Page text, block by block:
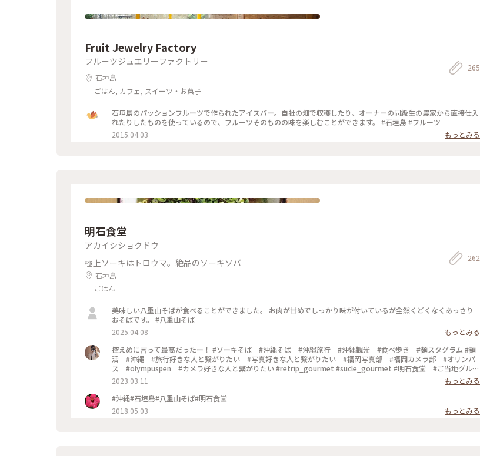
Fruit Jewelry Factory
フルーツジュエリーファクトリー
石垣島
ごはん, カフェ, スイーツ・お菓子
265
石垣島のパッションフルーツで作られたアイスバー。自社の畑で収穫したり、オーナーの同級生の農家から直接仕入
れたりしたものを使っているので、フルーツそのものの味を楽しむことができます。 #石垣島 #フルーツ
2015.04.03
もっとみる
明石食堂
アカイシショクドウ
極上ソーキはトロウマ。絶品のソーキソバ
石垣島
ごはん
262
美味しい八重山そばが食べることができました。 お肉が甘めでしっかり味が付いているが全然くどくなくあっさり
おそばです。 #八重山そば
2025.04.08
もっとみる
控えめに言って最高だったー！ #ソーキそば #沖縄そば #沖縄旅行 #沖縄観光 #食べ歩き #麺スタグラム #麺
活 #沖縄 #旅行好きな人と繋がりたい #写真好きな人と繋がりたい #福岡写真部 #福岡カメラ部 #オリンパ
ス #olympuspen #カメラ好きな人と繋がりたい #retrip_gourmet #sucle_gourmet #明石食堂 #ご当地グル
メ #行列のできる店 #jalan_travel #Myことりっぷ
2023.03.11
もっとみる
#沖縄#石垣島#八重山そば#明石食堂
2018.05.03
もっとみる